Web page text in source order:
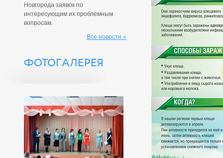
Новгорода заявок по
интересующим их проблемным
вопросам.
Все новости »
ФОТОГАЛЕРЕЯ